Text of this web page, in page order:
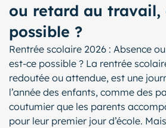
ou retard au travail,
possible ?
Rentrée scolaire 2026 : Absence
est-ce possible ? La rentrée
redoutée ou attendue, est une
l’année des enfants, comme des
coutumier que les parents
pour leur premier jour d’école.